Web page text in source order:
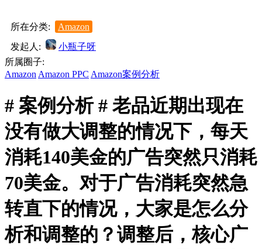
所在分类:
Amazon
发起人:
小瓶子呀
所属圈子:
Amazon Amazon PPC Amazon案例分析
# 案例分析 # 老品近期出现在
没有做大调整的情况下，每天
消耗140美金的广告突然只消耗
70美金。对于广告消耗突然急
转直下的情况，大家是怎么分
析和调整的？调整后，核心广